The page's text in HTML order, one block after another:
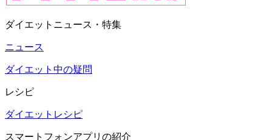
ダイエットニュース・特集
ニュース
ダイエット中の疑問
レシピ
ダイエットレシピ
スマートフォンアプリの紹介